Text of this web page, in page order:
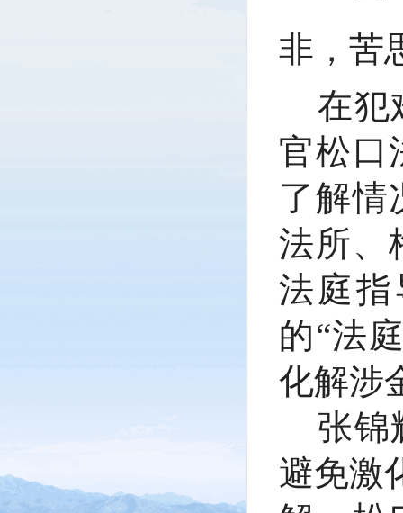
非，苦
在犯
官松口
了解情
法所、
法庭
的“法
化解涉
张锦
避免激